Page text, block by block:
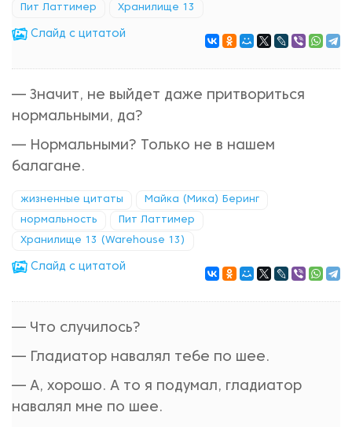
Пит Латтимер Хранилище 13
Cлайд с цитатой
— Значит, не выйдет даже притвориться
нормальными, да?
— Нормальными? Только не в нашем
балагане.
жизненные цитаты Майка (Мика) Беринг
нормальность Пит Латтимер
Хранилище 13 (Warehouse 13)
Cлайд с цитатой
— Что случилось?
— Гладиатор навалял тебе по шее.
— А, хорошо. А то я подумал, гладиатор
навалял мне по шее.